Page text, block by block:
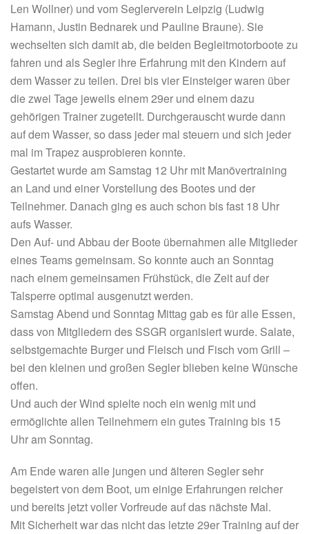
Len Wollner) und vom Seglerverein Leipzig (Ludwig
Hamann, Justin Bednarek und Pauline Braune). Sie
wechselten sich damit ab, die beiden Begleitmotorboote zu
fahren und als Segler ihre Erfahrung mit den Kindern auf
dem Wasser zu teilen. Drei bis vier Einsteiger waren über
die zwei Tage jeweils einem 29er und einem dazu
gehörigen Trainer zugeteilt. Durchgerauscht wurde dann
auf dem Wasser, so dass jeder mal steuern und sich jeder
mal im Trapez ausprobieren konnte.
Gestartet wurde am Samstag 12 Uhr mit Manövertraining
an Land und einer Vorstellung des Bootes und der
Teilnehmer. Danach ging es auch schon bis fast 18 Uhr
aufs Wasser.
Den Auf- und Abbau der Boote übernahmen alle Mitglieder
eines Teams gemeinsam. So konnte auch an Sonntag
nach einem gemeinsamen Frühstück, die Zeit auf der
Talsperre optimal ausgenutzt werden.
Samstag Abend und Sonntag Mittag gab es für alle Essen,
dass von Mitgliedern des SSGR organisiert wurde. Salate,
selbstgemachte Burger und Fleisch und Fisch vom Grill –
bei den kleinen und großen Segler blieben keine Wünsche
offen.
Und auch der Wind spielte noch ein wenig mit und
ermöglichte allen Teilnehmern ein gutes Training bis 15
Uhr am Sonntag.
Am Ende waren alle jungen und älteren Segler sehr
begeistert von dem Boot, um einige Erfahrungen reicher
und bereits jetzt voller Vorfreude auf das nächste Mal.
Mit Sicherheit war das nicht das letzte 29er Training auf der